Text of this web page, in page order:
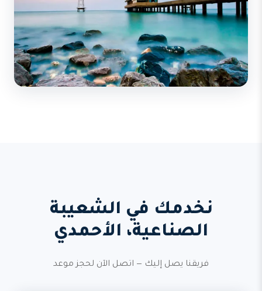
نخدمك في الشعيبة
الصناعية، الأحمدي
فريقنا يصل إليك — اتصل الآن لحجز موعد